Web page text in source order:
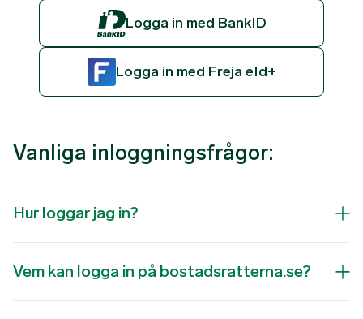
Logga in med BankID
Logga in med Freja eId+
Vanliga inloggningsfrågor:
Hur loggar jag in?
Vem kan logga in på bostadsratterna.se?